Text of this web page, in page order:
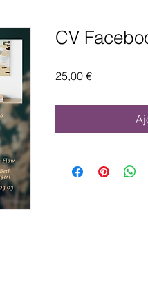
CV
25,00 €Prix